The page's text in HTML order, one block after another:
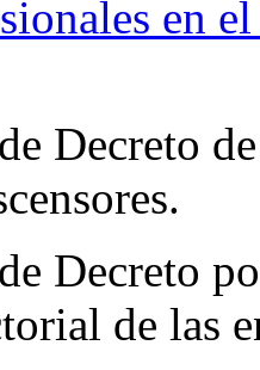
en
Decreto
Decreto
de las